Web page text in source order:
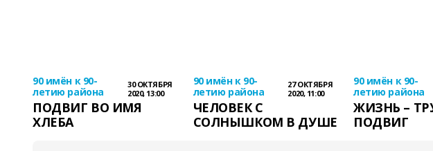
90 имён к 90-
летию района
30 ОКТЯБРЯ
2020, 13:00
ПОДВИГ ВО ИМЯ
ХЛЕБА
90 имён к 90-
летию района
27 ОКТЯБРЯ
2020, 11:00
ЧЕЛОВЕК С
СОЛНЫШКОМ В ДУШЕ
90 имён к 90-
летию района
ЖИЗНЬ –
ПОДВИГ